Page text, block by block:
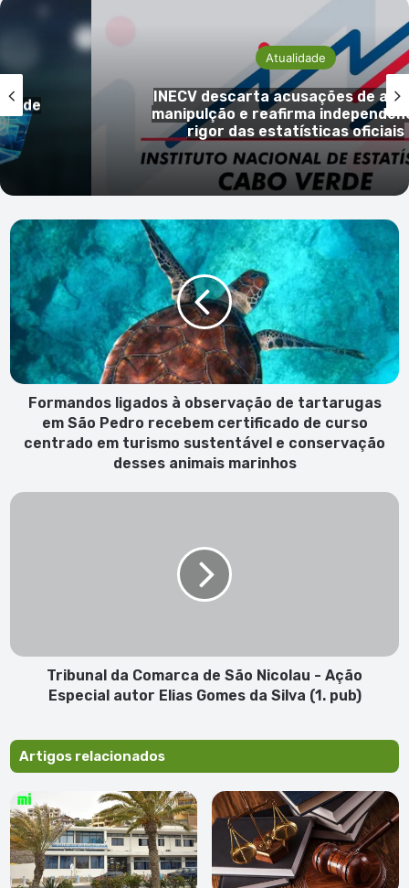
e
Atualidade
“Campanha Bata Branca”
levar cuidados médicos
ilhas com menos recursos
Formandos
ligados
observação
de
tartarugas
em
São
Pedro
recebem
certificado
em
Formandos ligados à observação de tartarugas
em São Pedro recebem certificado de curso
centrado em turismo sustentável e conservação
desses animais marinhos
Tribunal
Especial
Silva
(1.
Tribunal da Comarca de São Nicolau - Ação
Especial autor Elias Gomes da Silva (1. pub)
Artigos relacionados